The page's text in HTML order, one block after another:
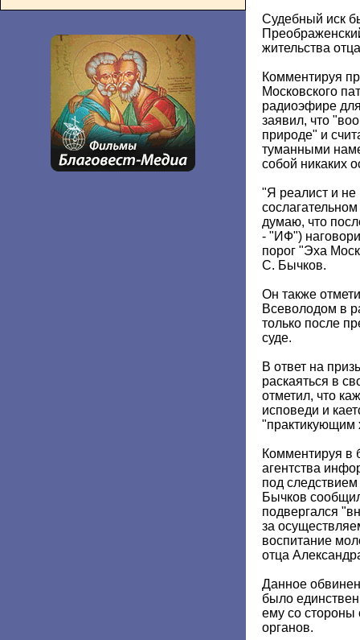
Судебный иск
жительства
Комментируя
Московского
радиоэфире
заявил, что
природе" и
туманными
собой никаких
"Я реалист и
думаю, что
- "ИФ")
порог "Эха
С. Бычков.
Он также
Всеволодом в
только после
суде.
В ответ на
раскаяться в
отметил, что
исповеди и
"практикующим
Комментируя в
агентства
под
Бычков
подвергался
за
воспитание
отца
Данное
было
ему со стороны
органов.